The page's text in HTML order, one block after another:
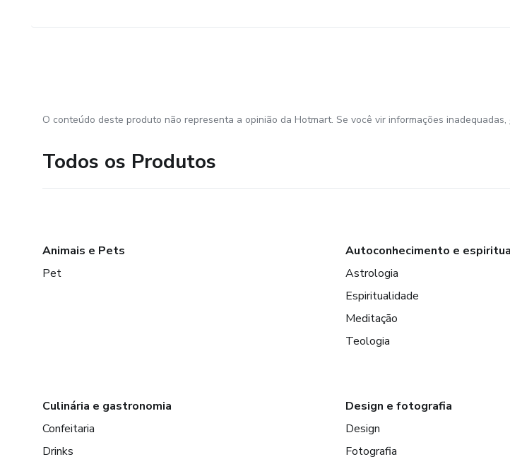
O conteúdo deste produto não representa a opinião da Hotmart. Se você vir informações inadequadas,
Todos os Produtos
Animais e Pets
Pet
Autoconhecimento e
Astrologia
Espiritualidade
Meditação
Teologia
Culinária e gastronomia
Confeitaria
Drinks
Design e fotografia
Design
Fotografia